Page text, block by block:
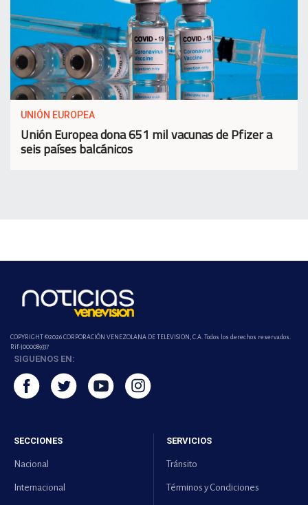
UNIÓN EUROPEA
Unión Europea dona 651 mil vacunas de Pfizer a
seis países balcánicos
COPYRIGHT ©2026 CORPORACIÓN VENEZOLANA DE TELEVISION, C.A. Todos los derechos reservados.
Rif-j000089337
SIGUENOS EN:
SECCIONES
Nacional
Internacional
SERVICIOS
Tránsito
Términos y Condiciones